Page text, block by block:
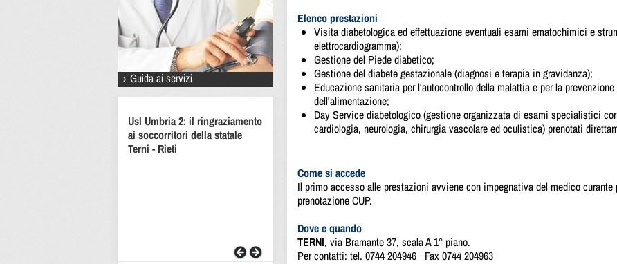
Usl Umbria 2: il ringraziamento
ai soccorritori della statale
Terni - Rieti
Elenco prestazioni
Visita diabetologica ed effettuazione eventuali esami ematochimici e
elettrocardiogramma);
Gestione del Piede diabetico;
Gestione del diabete gestazionale (diagnosi e terapia in gravidanza);
Educazione sanitaria per l'autocontrollo della malattia e per la
dell'alimentazione;
Day Service diabetologico (gestione organizzata di esami specialistici
cardiologia, neurologia, chirurgia vascolare ed oculistica) prenotati
Come si accede
Il primo accesso alle prestazioni avviene con impegnativa del medico
prenotazione CUP.
Dove e quando
TERNI, via Bramante 37, scala A 1° piano.
Per contatti: tel. 0744 204946 Fax 0744 204963